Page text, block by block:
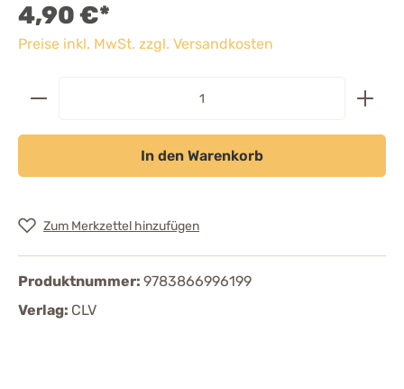
4,90 €*
Preise inkl. MwSt. zzgl. Versandkosten
In den Warenkorb
Zum Merkzettel hinzufügen
Produktnummer: 9783866996199
Verlag: CLV